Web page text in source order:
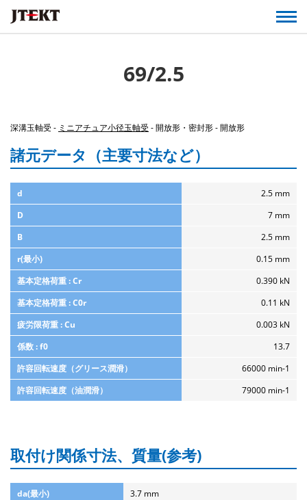
69/2.5
深溝玉軸受 - ミニアチュア小径玉軸受 - 開放形・密封形 - 開放形
諸元データ（主要寸法など）
d
2.5 mm
D
7 mm
B
2.5 mm
r(最小)
0.15 mm
基本定格荷重 : Cr
0.390 kN
基本定格荷重 : C0r
0.11 kN
疲労限荷重 : Cu
0.003 kN
係数 : f0
13.7
許容回転速度（グリース潤滑）
66000 min-1
許容回転速度（油潤滑）
79000 min-1
取付け関係寸法、質量(参考)
da(最小)
3.7 mm